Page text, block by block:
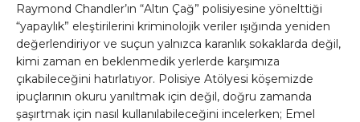
Raymond Chandler’ın “Altın Çağ” polisiyesine yönelttiği
“yapaylık” eleştirilerini kriminolojik veriler ışığında yeniden
değerlendiriyor ve suçun yalnızca karanlık sokaklarda değil,
kimi zaman en beklenmedik yerlerde karşımıza
çıkabileceğini hatırlatıyor. Polisiye Atölyesi köşemizde
ipuçlarının okuru yanıltmak için değil, doğru zamanda
şaşırtmak için nasıl kullanılabileceğini incelerken; Emel